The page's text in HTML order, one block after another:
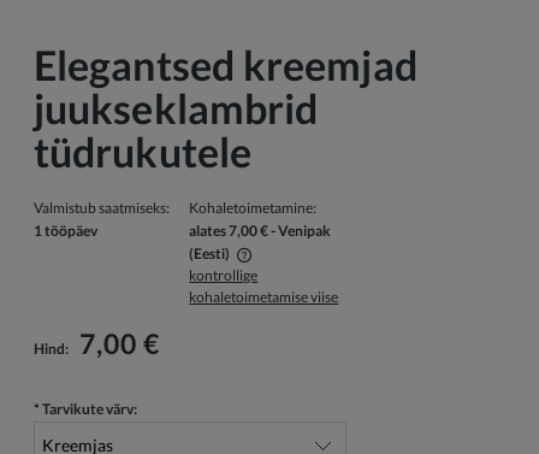
Elegantsed kreemjad
juukseklambrid
tüdrukutele
Valmistub saatmiseks:
1 tööpäev
Kohaletoimetamine:
alates 7,00 €- Venipak
(Eesti)
Hind ei sisalda võimalikke maksekulusid
kontrollige
kohaletoimetamise viise
Hind: 7,00 €
* Tarvikute värv: